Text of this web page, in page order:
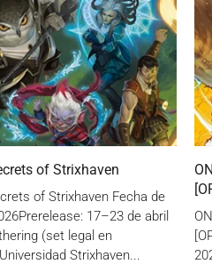
of Strixhaven
of Strixhaven Fecha de
17–23 de abril
(set legal en
Strixhaven...